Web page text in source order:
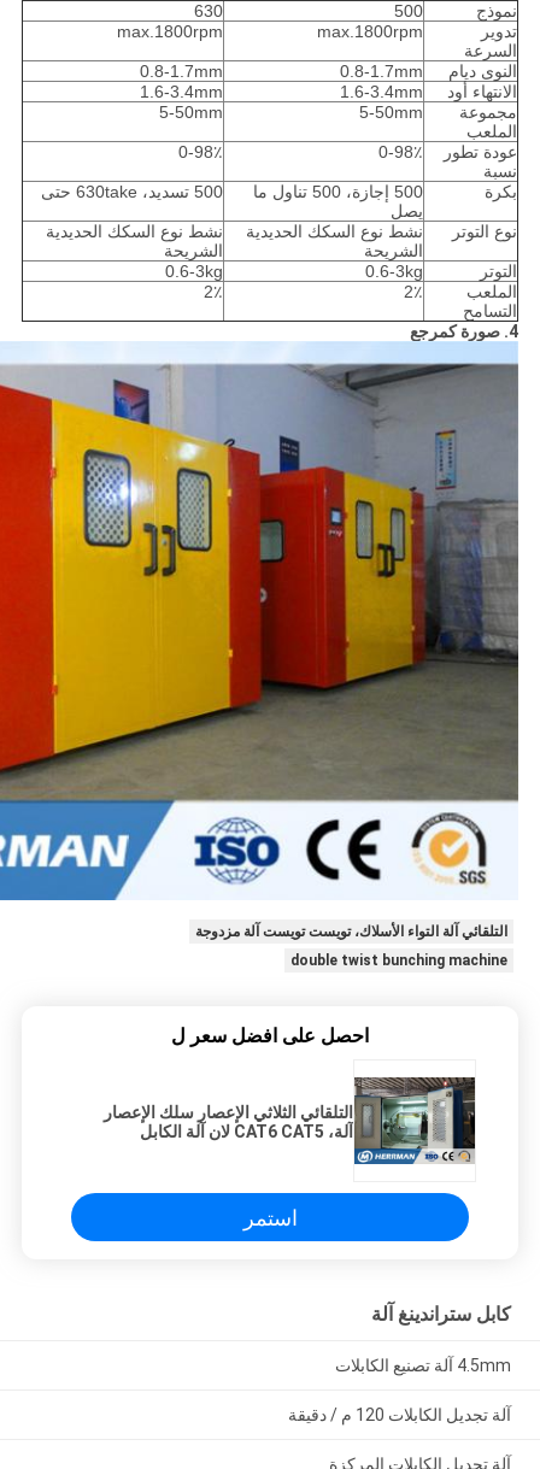
نموذج
500
630
تدوير
السرعة
max.1800rpm
max.1800rpm
النوى ديام 0.8-1.7mm
0.8-1.7mm
الانتهاء أود
1.6-3.4mm
1.6-3.4mm
مجموعة
الملعب
5-50mm
5-50mm
عودة تطور
نسبة
0-98٪ 0-98٪
بكرة
500 إجازة، 500 تناول ما
يصل
500 تسديد، 630take حتى
نوع التوتر
نشط نوع السكك الحديدية
الشريحة
نشط نوع السكك الحديدية
الشريحة
التوتر
0.6-3kg
0.6-3kg
الملعب
التسامح
2٪ 2٪
4. صورة كمرجع
التلقائي آلة التواء الأسلاك، تويست تويست آلة مزدوجة
double twist bunching machine
احصل على افضل سعر ل
التلقائي الثلاثي الإعصار سلك الإعصار
آلة، CAT6 CAT5 لان آلة الكابل
استمر
كابل ستراندينغ آلة
4.5mm آلة تصنيع الكابلات
آلة تجديل الكابلات 120 م / دقيقة
آلة تجديل الكابلات المركزة